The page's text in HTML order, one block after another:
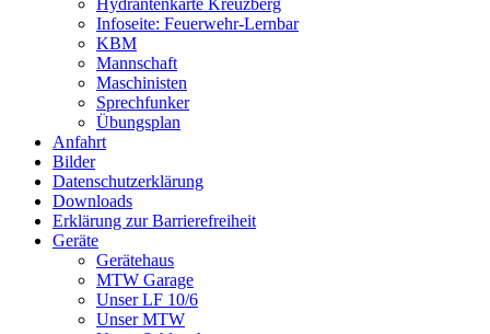
Hydrantenkarte Kreuzberg
Infoseite: Feuerwehr-Lernbar
KBM
Mannschaft
Maschinisten
Sprechfunker
Übungsplan
Anfahrt
Bilder
Datenschutzerklärung
Downloads
Erklärung zur Barriere­frei­heit
Geräte
Gerätehaus
MTW Garage
Unser LF 10/6
Unser MTW